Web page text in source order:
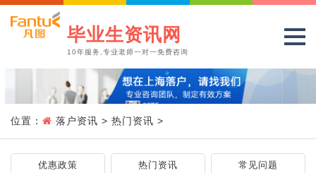
毕业生资讯网
10年服务,专业老师一对一免费咨询
位置： 落户资讯 > 热门资讯 >
优惠政策 热门资讯 常见问题